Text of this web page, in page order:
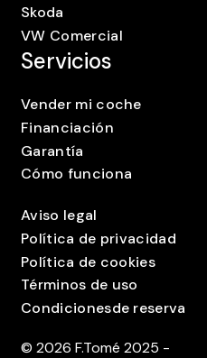
Skoda
VW Comercial
Servicios
Vender mi coche
Financiación
Garantía
Cómo funciona
Aviso legal
Política de privacidad
Política de cookies
Términos de uso
Condicionesde reserva
© 2026 F.Tomé 2025 -